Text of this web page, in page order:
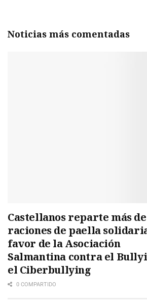
Noticias más comentadas
Castellanos reparte más de
raciones de paella
favor de la Asociación
Salmantina contra el
el Ciberbullying
0 COMPARTIDO